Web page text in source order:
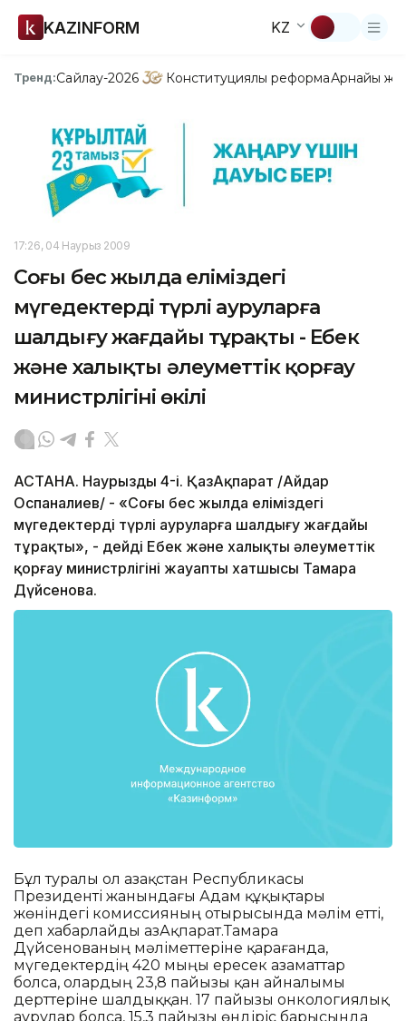
KAZINFORM KZ
Тренд:Сайлау-2026 Конституциялық реформаАрнайы
17:26, 04 Наурыз 2009
Соңғы бес жылда еліміздегі
мүгедектердің түрлі ауруларға
шалдығу жағдайы тұрақты - Еңбек
және халықты әлеуметтік қорғау
министрлігінің өкілі
АСТАНА. Наурыздың 4-і. ҚазАқпарат /Айдар
Оспаналиев/ - «Соңғы бес жылда еліміздегі
мүгедектердің түрлі ауруларға шалдығу жағдайы
тұрақты», - дейді Еңбек және халықты әлеуметтік
қорғау министрлігінің жауапты хатшысы Тамара
Дүйсенова.
Бұл туралы ол Қазақстан Республикасы
Президенті жанындағы Адам құқықтары
жөніндегі комиссияның отырысында мәлім етті,
деп хабарлайды ҚазАқпарат.Тамара
Дүйсенованың мәліметтеріне қарағанда,
мүгедектердің 420 мыңы ересек азаматтар
болса, олардың 23,8 пайызы қан айналымы
дерттеріне шалдыққан. 17 пайызы онкологиялық
аурулар болса, 15,3 пайызы өндіріс барысында